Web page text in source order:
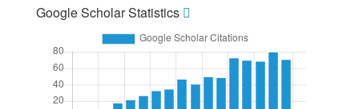
Google Scholar Statistics